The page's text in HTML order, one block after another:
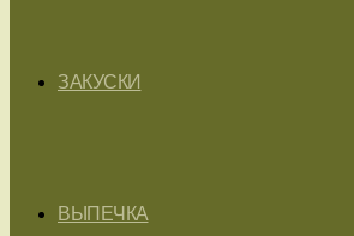
ЗАКУСКИ
ВЫПЕЧКА